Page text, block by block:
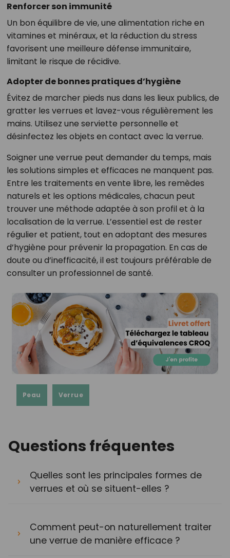
Renforcer son immunité
Un bon équilibre de vie, une alimentation riche en
vitamines et minéraux, et la réduction du stress
favorisent une meilleure défense immunitaire,
limitant le risque de récidive.
Adopter de bonnes pratiques d’hygiène
Évitez de marcher pieds nus dans les lieux publics, de
gratter les verrues et lavez-vous régulièrement les
mains. Utilisez une serviette personnelle et
désinfectez les objets en contact avec la verrue.
Soigner une verrue peut demander du temps, mais
les solutions simples et efficaces ne manquent pas.
Entre les traitements en vente libre, les remèdes
naturels et les options médicales, chacun peut
trouver une méthode adaptée à son profil et à la
localisation de la verrue. L’essentiel est de rester
régulier et patient, tout en adoptant des mesures
d’hygiène pour prévenir la propagation. En cas de
doute ou d’inefficacité, il est toujours préférable de
consulter un professionnel de santé.
Peau Verrue
Questions fréquentes
Quelles sont les principales formes de
verrues et où se situent-elles ?
Comment peut-on naturellement traiter
une verrue de manière efficace ?